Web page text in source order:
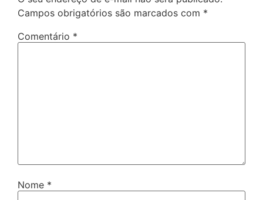
Campos obrigatórios são marcados com *
Comentário *
Nome *